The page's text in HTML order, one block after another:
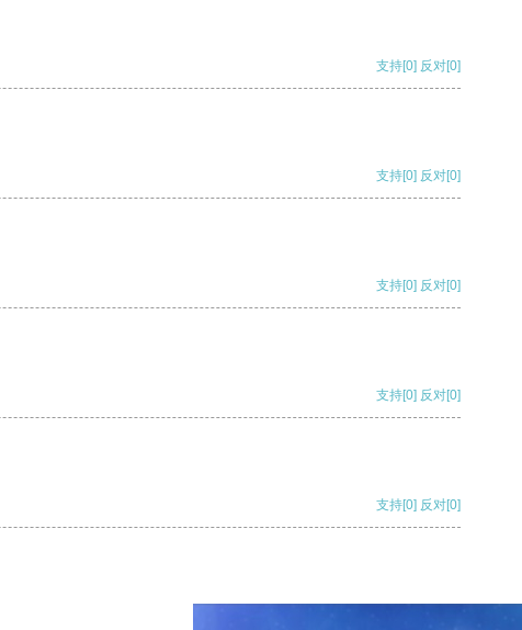
支持[0] 反对[0]
支持[0] 反对[0]
支持[0] 反对[0]
支持[0] 反对[0]
支持[0] 反对[0]